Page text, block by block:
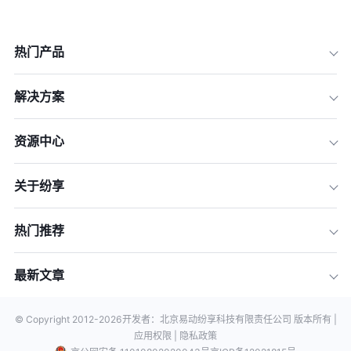
热门产品
解决方案
资源中心
关于纷享
热门推荐
最新文章
© Copyright 2012-2026开发者：北京易动纷享科技有限责任公司 版本所有 |
应用权限 |
隐私政策